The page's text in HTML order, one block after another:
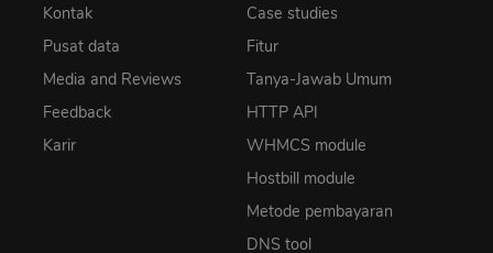
Kontak
Pusat data
Media and Reviews
Feedback
Karir
Case studies
Fitur
Tanya-Jawab Umum
HTTP API
WHMCS module
Hostbill module
Metode pembayaran
DNS tool